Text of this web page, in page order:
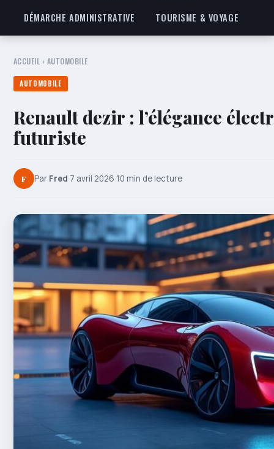
DÉMARCHE ADMINISTRATIVE
TOURISME & VOYAGE
ACCUEIL › AUTOMOBILE
AUTOMOBILE
Renault dezir : l’élégance
futuriste
F Par Fred·7 avril 2026·10 min de lecture